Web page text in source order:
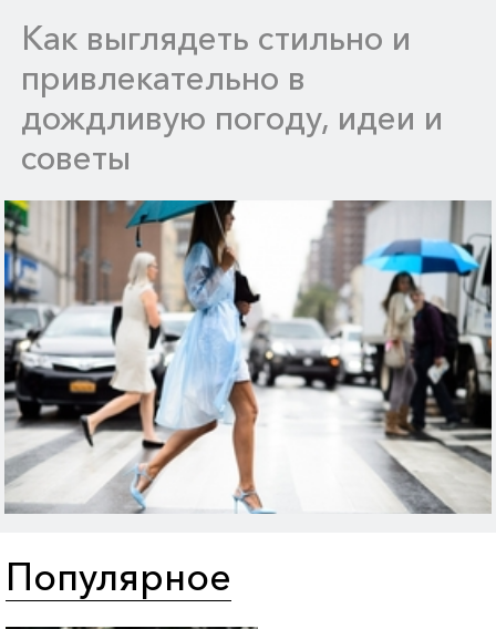
Как выглядеть стильно и
привлекательно в
дождливую погоду, идеи и
советы
Популярное